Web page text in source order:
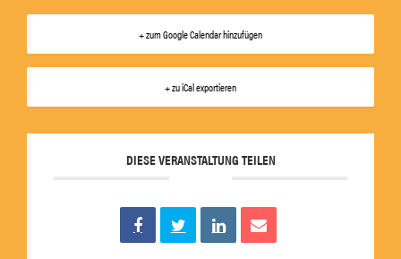
+ zum Google Calendar hinzufügen
+ zu iCal exportieren
DIESE VERANSTALTUNG TEILEN